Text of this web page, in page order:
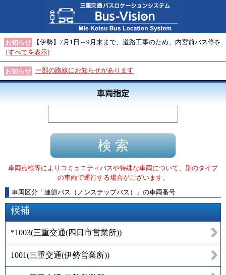
お知らせ
【伊勢】7月1日～9月末まで、道路工事のため、内宮前バス停を
[すべてを表示]
お知らせ 一部の路線にお知らせがあります
車両指定
車両点検等によりコミュニティバスや特殊な車両について、別のタイプ
の車両で運行する場合がございます。
車両区分 「 連節バス（ノンステップバス） 」 の車両番号
候補
*1003(三重交通(四日市営業所))
1001(三重交通(伊勢営業所))